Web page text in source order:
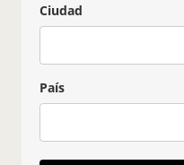
Ciudad
País